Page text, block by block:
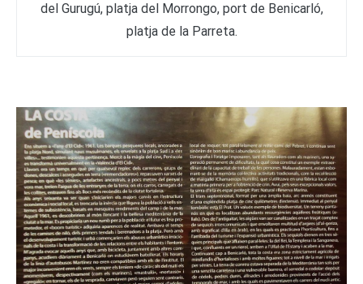
del Gurugú, platja del Morrongo, port de Benicarló,
platja de la Parreta.